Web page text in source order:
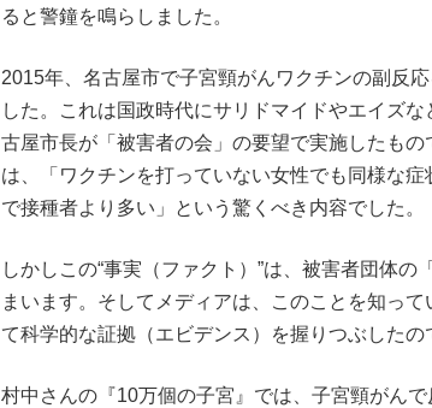
ると警鐘を鳴らしました。
2015年、名古屋市で子宮頸がんワクチンの副反
した。これは国政時代にサリドマイドやエイズ
古屋市長が「被害者の会」の要望で実施したも
は、「ワクチンを打っていない女性でも同様な
で接種者より多い」という驚くべき内容でした。
しかしこの“事実（ファクト）”は、被害者団体
まいます。そしてメディアは、このことを知っ
て科学的な証拠（エビデンス）を握りつぶしたの
村中さんの『10万個の子宮』では、子宮頸がん